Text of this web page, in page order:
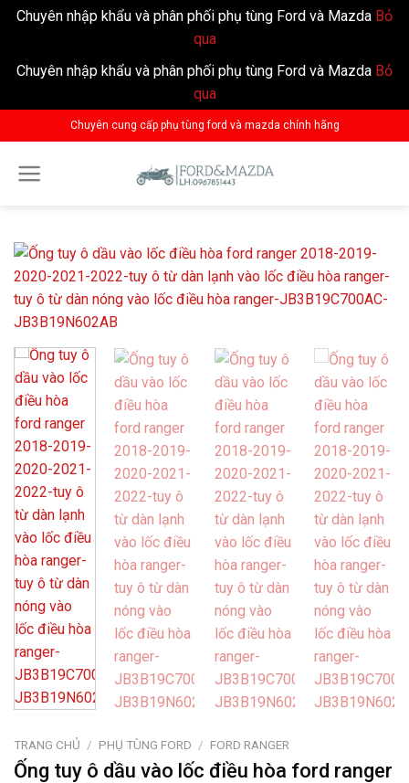
Chuyên nhập khẩu và phân phối phụ tùng Ford và Mazda Bỏ
qua
Chuyên nhập khẩu và phân phối phụ tùng Ford và Mazda Bỏ
qua
to
content
Chuyên cung cấp phụ tùng ford và mazda chính hãng
TRANG CHỦ / PHỤ TÙNG FORD / FORD RANGER
Ống tuy ô dầu vào lốc điều hòa ford ranger